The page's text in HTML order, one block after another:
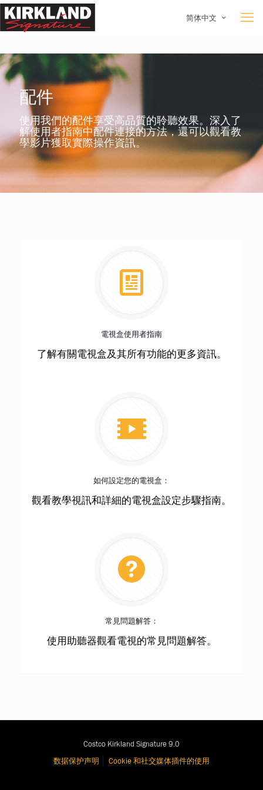
简体中文
配件
使用我們的配件享受高品質的聆聽效果。深入了
解使用者指南中配件連接的方法，還可以觀看教
學影片獲取實際操作資訊。
電視盒使用者指南
了解有關電視盒及其所有功能的更多資訊。
如何設定您的電視盒：
觀看教學視訊和詳細的電視盒設定步驟指南。
常見問題解答：
使用助聽器觀看電視的常見問題解答。
Costco Kirkland Signature 9.0
数据保护声明
Cookie 和社交媒体插件的使用